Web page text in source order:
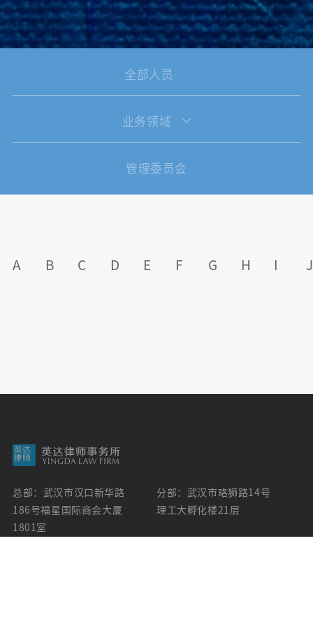
全部人员
业务领域
管理委员会
A B C D E F G H I J
总部：武汉市汉口新华路
186号福星国际商会大厦
1801室
分部：武汉市珞狮路14号
理工大孵化楼21层